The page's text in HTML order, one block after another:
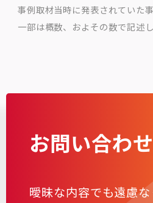
事例取材当時に発表されていた
一部は概数、およその数で記述し
お問い合わせ
曖昧な内容でも遠慮